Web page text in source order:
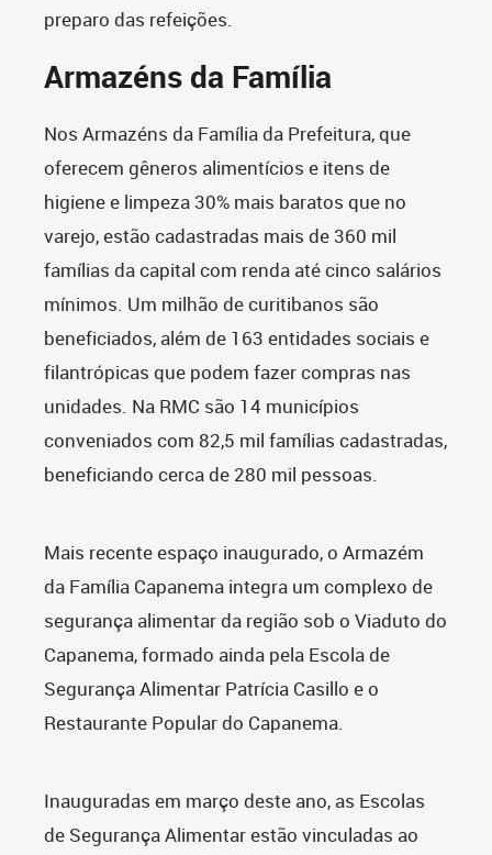
preparo das refeições.
Armazéns da Família
Nos Armazéns da Família da Prefeitura, que
oferecem gêneros alimentícios e itens de
higiene e limpeza 30% mais baratos que no
varejo, estão cadastradas mais de 360 mil
famílias da capital com renda até cinco salários
mínimos. Um milhão de curitibanos são
beneficiados, além de 163 entidades sociais e
filantrópicas que podem fazer compras nas
unidades. Na RMC são 14 municípios
conveniados com 82,5 mil famílias cadastradas,
beneficiando cerca de 280 mil pessoas.
Mais recente espaço inaugurado, o Armazém
da Família Capanema integra um complexo de
segurança alimentar da região sob o Viaduto do
Capanema, formado ainda pela Escola de
Segurança Alimentar Patrícia Casillo e o
Restaurante Popular do Capanema.
Inauguradas em março deste ano, as Escolas
de Segurança Alimentar estão vinculadas ao